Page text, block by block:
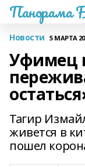
Панорама
Новости 5 МАРТА
Уфимец
Тагир
живется в
пошел